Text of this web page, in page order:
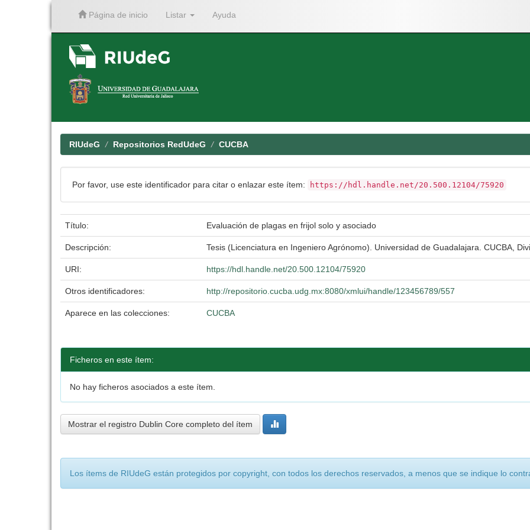
Página de inicio Listar Ayuda
RIUdeG Repositorios RedUdeG CUCBA
Por favor, use este identificador para citar o enlazar este ítem: https://hdl.handle.net/20.500.12104/75920
Título: Evaluación de plagas en frijol solo y asociado
Descripción: Tesis (Licenciatura en Ingeniero Agrónomo). Universidad de Guadalajara. CUCBA,
URI: https://hdl.handle.net/20.500.12104/75920
Otros identificadores: http://repositorio.cucba.udg.mx:8080/xmlui/handle/123456789/557
Aparece en las colecciones: CUCBA
Ficheros en este ítem:
No hay ficheros asociados a este ítem.
Mostrar el registro Dublin Core completo del ítem
Los ítems de RIUdeG están protegidos por copyright, con todos los derechos reservados, a menos que se indique lo